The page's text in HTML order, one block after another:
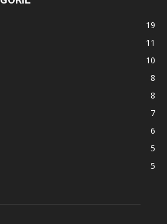
19
11
10
8
8
7
6
5
5